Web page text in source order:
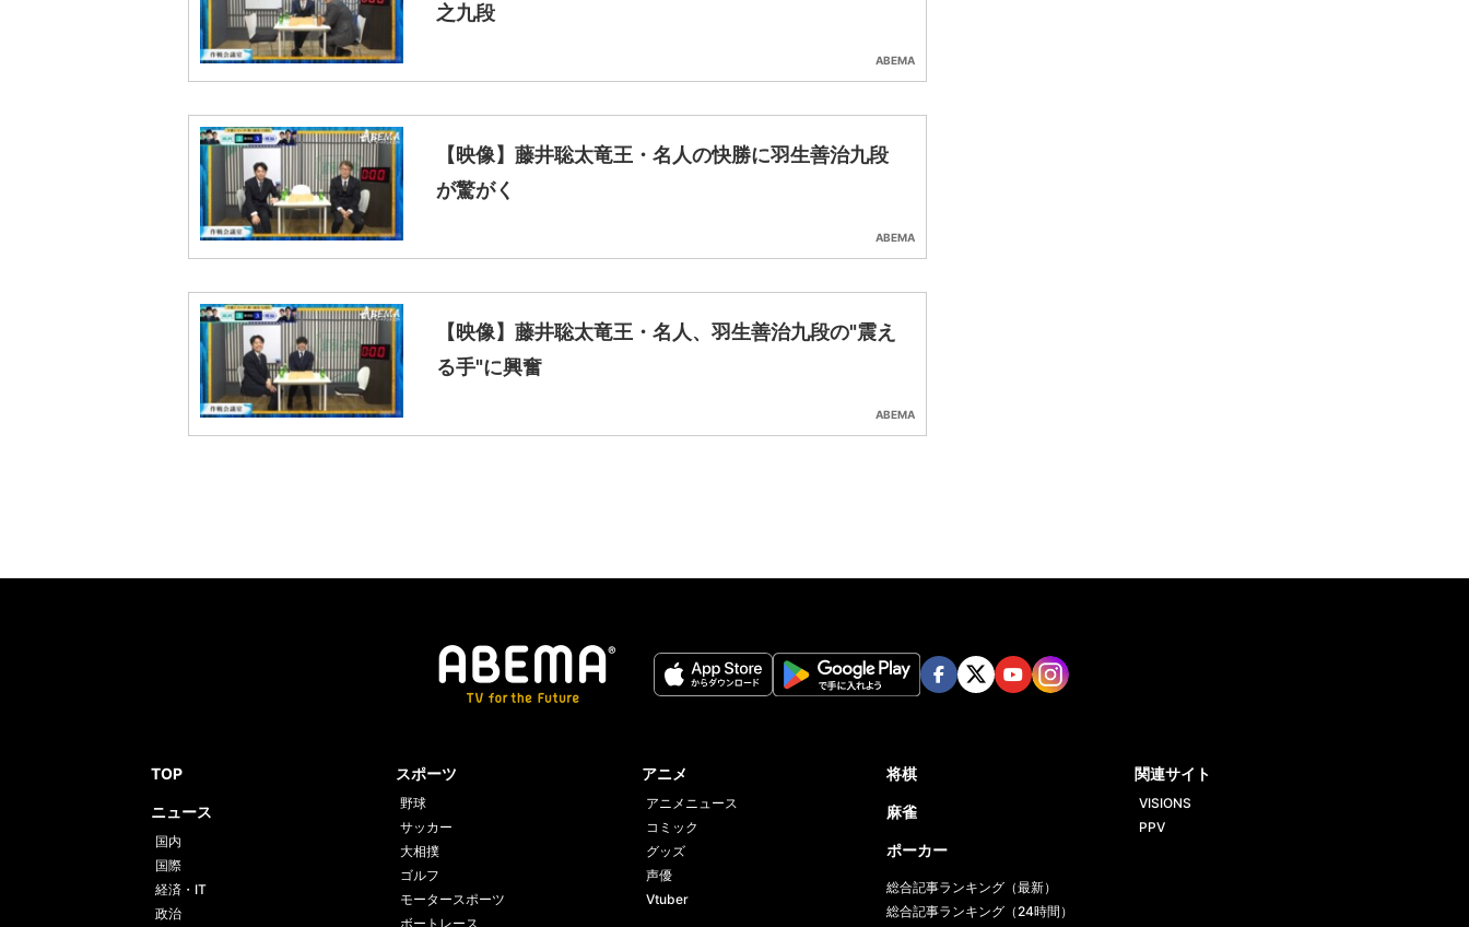
之九段
ABEMA
【映像】藤井聡太竜王・名人の快勝に羽生善治九段
が驚がく
ABEMA
【映像】藤井聡太竜王・名人、羽生善治九段の"震え
る手"に興奮
ABEMA
TOP
ニュース
国内
国際
経済・IT
政治
スポーツ
野球
サッカー
大相撲
ゴルフ
モータースポーツ
ボートレース
アニメ
アニメニュース
コミック
グッズ
声優
Vtuber
将棋
麻雀
ポーカー
総合記事ランキング（最新）
総合記事ランキング（24時間）
関連サイト
VISIONS
PPV